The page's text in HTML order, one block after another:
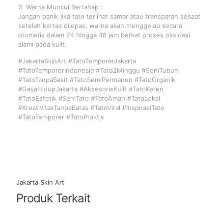
3. Warna Muncul Bertahap :
Jangan panik jika tato terlihat samar atau transparan sesaat
setelah kertas dilepas, warna akan menggelap secara
otomatis dalam 24 hingga 48 jam berkat proses oksidasi
alami pada kulit.
#JakartaSkinArt #TatoTemporerJakarta
#TatoTemporerIndonesia #Tato2Minggu #SeniTubuh
#TatoTanpaSakit #TatoSemiPermanen #TatoOrganik
#GayaHidupJakarta #AksesorisKulit #TatoKeren
#TatoEstetik #SeniTato #TatoAman #TatoLokal
#KreativitasTanpaBatas #TatoViral #InspirasiTato
#TatoTemporer #TatoPraktis
Jakarta Skin Art
Produk Terkait